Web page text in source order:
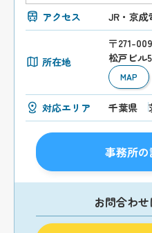
アクセス JR・京成
所在地
〒271-
松戸ビル
MAP
対応エリア 千葉県
事務所
お問合わ